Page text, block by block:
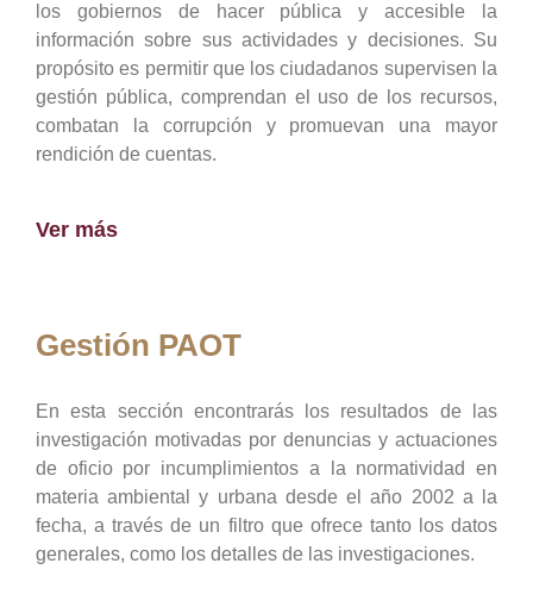
los gobiernos de hacer pública y accesible la
información sobre sus actividades y decisiones. Su
propósito es permitir que los ciudadanos supervisen la
gestión pública, comprendan el uso de los recursos,
combatan la corrupción y promuevan una mayor
rendición de cuentas.
Ver más
Gestión PAOT
En esta sección encontrarás los resultados de las
investigación motivadas por denuncias y actuaciones
de oficio por incumplimientos a la normatividad en
materia ambiental y urbana desde el año 2002 a la
fecha, a través de un filtro que ofrece tanto los datos
generales, como los detalles de las investigaciones.